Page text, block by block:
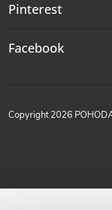
Pinterest
Facebook
Copyright 2026